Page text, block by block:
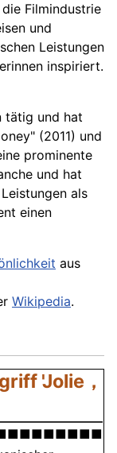
Filmindustrie
und
Leistungen
inspiriert.
tätig und hat
(2011) und
prominente
und hat
als
einen
aus
Wikipedia.
'Jolie，